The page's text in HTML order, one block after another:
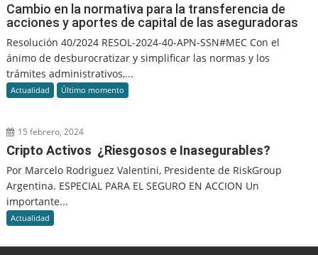
Cambio en la normativa para la transferencia de
acciones y aportes de capital de las aseguradoras
Resolución 40/2024 RESOL-2024-40-APN-SSN#MEC Con el
ánimo de desburocratizar y simplificar las normas y los
trámites administrativos,...
Actualidad Último momento
15 febrero, 2024
Cripto Activos ¿Riesgosos e Inasegurables?
Por Marcelo Rodriguez Valentini, Presidente de RiskGroup
Argentina. ESPECIAL PARA EL SEGURO EN ACCION Un
importante...
Actualidad